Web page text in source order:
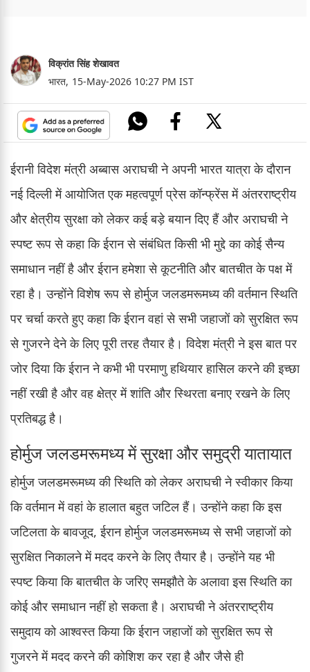
विक्रांत सिंह शेखावत
भारत, 15-May-2026 10:27 PM IST
ईरानी विदेश मंत्री अब्बास अराघची ने अपनी भारत यात्रा के दौरान
नई दिल्ली में आयोजित एक महत्वपूर्ण प्रेस कॉन्फ्रेंस में अंतरराष्ट्रीय
और क्षेत्रीय सुरक्षा को लेकर कई बड़े बयान दिए हैं और अराघची ने
स्पष्ट रूप से कहा कि ईरान से संबंधित किसी भी मुद्दे का कोई सैन्य
समाधान नहीं है और ईरान हमेशा से कूटनीति और बातचीत के पक्ष में
रहा है। उन्होंने विशेष रूप से होर्मुज जलडमरूमध्य की वर्तमान स्थिति
पर चर्चा करते हुए कहा कि ईरान वहां से सभी जहाजों को सुरक्षित रूप
से गुजरने देने के लिए पूरी तरह तैयार है। विदेश मंत्री ने इस बात पर
जोर दिया कि ईरान ने कभी भी परमाणु हथियार हासिल करने की इच्छा
नहीं रखी है और वह क्षेत्र में शांति और स्थिरता बनाए रखने के लिए
प्रतिबद्ध है।
होर्मुज जलडमरूमध्य में सुरक्षा और समुद्री यातायात
होर्मुज जलडमरूमध्य की स्थिति को लेकर अराघची ने स्वीकार किया
कि वर्तमान में वहां के हालात बहुत जटिल हैं। उन्होंने कहा कि इस
जटिलता के बावजूद, ईरान होर्मुज जलडमरूमध्य से सभी जहाजों को
सुरक्षित निकालने में मदद करने के लिए तैयार है। उन्होंने यह भी
स्पष्ट किया कि बातचीत के जरिए समझौते के अलावा इस स्थिति का
कोई और समाधान नहीं हो सकता है। अराघची ने अंतरराष्ट्रीय
समुदाय को आश्वस्त किया कि ईरान जहाजों को सुरक्षित रूप से
गुजरने में मदद करने की कोशिश कर रहा है और जैसे ही